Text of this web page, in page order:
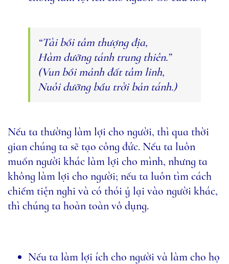
“Tài bồi tâm thượng địa,
Hàm dưỡng tánh trung thiên.”
(Vun bồi mảnh đất tâm linh,
Nuôi dưỡng bầu trời bản tánh.)
Nếu ta thường làm lợi cho người, thì qua thời
gian chúng ta sẽ tạo công đức. Nếu ta luôn
muốn người khác làm lợi cho mình, nhưng ta
không làm lợi cho người; nếu ta luôn tìm cách
chiếm tiện nghi và có thói ỷ lại vào người khác,
thì chúng ta hoàn toàn vô dụng.
Nếu ta làm lợi ích cho người và làm cho họ